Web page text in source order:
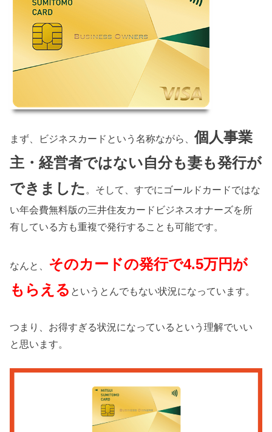
まず、ビジネスカードという名称ながら、個人事業
主・経営者ではない自分も妻も発行が
できました 。そして、すでにゴールドカードではな
い年会費無料版の三井住友カードビジネスオナーズを所
有している方も重複で発行することも可能です。
なんと、 そのカードの発行で4.5万円が
もらえる というとんでもない状況になっています。
つまり、お得すぎる状況になっているという理解でいい
と思います。